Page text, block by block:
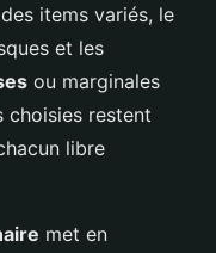
items variés, le
et les
ou marginales
choisies restent
libre
met en